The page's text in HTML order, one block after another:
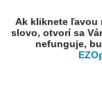
Ak kliknete ľavou
slovo, otvorí sa
nefunguje,